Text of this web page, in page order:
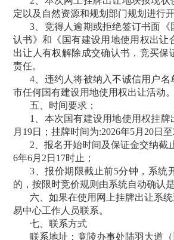
定以及自然资源和规划部门规划进行开
3 、竞得人逾期或拒绝签订书面
认书》和《国有建设用地使用权出
出让人有权解除成交确认书，竞买
责任。
4 、违约人将被纳入不诚信用户
市任何国有建设用地使用权出让活动。
五、时间要求：
1、本次国有建设用地使用权挂牌
月 19日 ；挂牌时间为:2026年5月 20日至
2、报名开始时间及保证金交纳截
6年6月 2 日 17时止；
3、报价期限截止前5分钟，系统
的，按限时竞价规则由系统自动确认是
六、如果在使用网上挂牌出让系
易中心工作人员联系。
七 、联系方式
联系地址：竟陵办事处陆羽大道（